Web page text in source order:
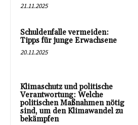
21.11.2025
Schuldenfalle vermeiden:
Tipps für junge Erwachsene
20.11.2025
Klimaschutz und politische
Verantwortung: Welche
politischen Maßnahmen nötig
sind, um den Klimawandel zu
bekämpfen